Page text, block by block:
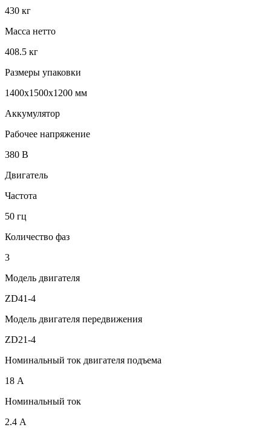
430 кг
Масса нетто
408.5 кг
Размеры упаковки
1400х1500х1200 мм
Аккумулятор
Рабочее напряжение
380 В
Двигатель
Частота
50 гц
Количество фаз
3
Модель двигателя
ZD41-4
Модель двигателя передвижения
ZD21-4
Номинальный ток двигателя подъема
18 А
Номинальный ток
2.4 А